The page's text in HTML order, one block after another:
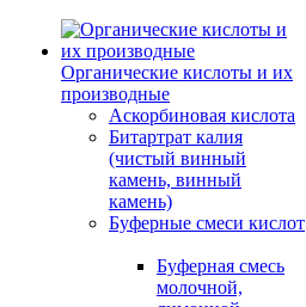
Органические кислоты и их
производные
Аскорбиновая кислота
Битартрат калия
(чистый винный
камень, винный
камень)
Буферные смеси кислот
Буферная смесь
молочной,